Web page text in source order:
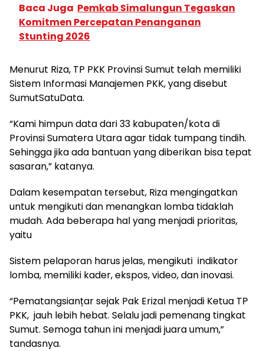
Baca Juga Pemkab Simalungun Tegaskan
Komitmen Percepatan Penanganan
Stunting 2026
Menurut Riza, TP PKK Provinsi Sumut telah memiliki
Sistem Informasi Manajemen PKK, yang disebut
SumutSatuData.
“Kami himpun data dari 33 kabupaten/kota di
Provinsi Sumatera Utara agar tidak tumpang tindih.
Sehingga jika ada bantuan yang diberikan bisa tepat
sasaran,” katanya.
Dalam kesempatan tersebut, Riza mengingatkan
untuk mengikuti dan menangkan lomba tidaklah
mudah. Ada beberapa hal yang menjadi prioritas,
yaitu
Sistem pelaporan harus jelas, mengikuti indikator
lomba, memiliki kader, ekspos, video, dan inovasi.
“Pematangsianțar sejak Pak Erizal menjadi Ketua TP
PKK, jauh lebih hebat. Selalu jadi pemenang tingkat
Sumut. Semoga tahun ini menjadi juara umum,”
tandasnya.